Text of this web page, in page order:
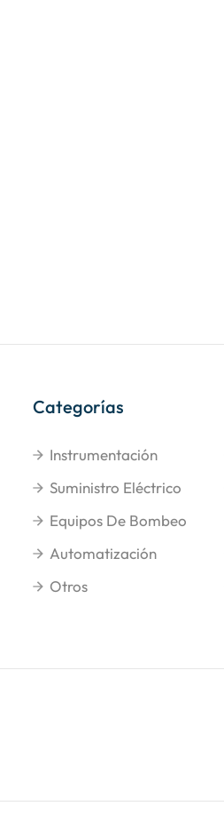
Categorías
Instrumentación
Suministro Eléctrico
Equipos De Bombeo
Automatización
Otros